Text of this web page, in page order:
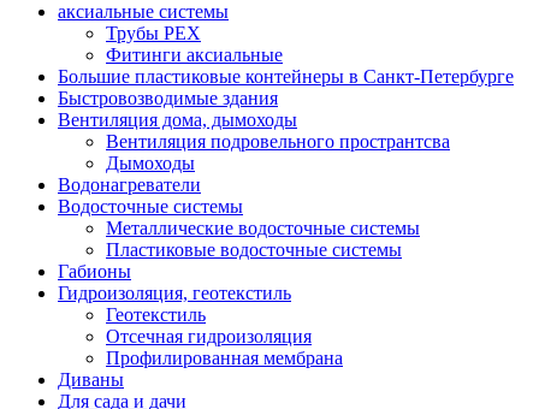
аксиальные системы
Трубы PEX
Фитинги аксиальные
Большие пластиковые контейнеры в Санкт-Петербурге
Быстровозводимые здания
Вентиляция дома, дымоходы
Вентиляция подровельного пространтсва
Дымоходы
Водонагреватели
Водосточные системы
Металлические водосточные системы
Пластиковые водосточные системы
Габионы
Гидроизоляция, геотекстиль
Геотекстиль
Отсечная гидроизоляция
Профилированная мембрана
Диваны
Для сада и дачи